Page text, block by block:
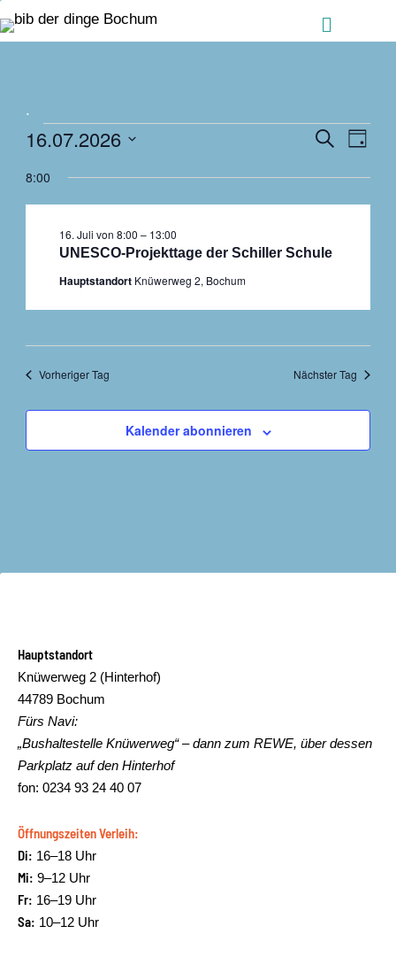
Menü
.
Veranstaltungen
für
16.
Juli
2026
Ansichten,
Suche
Tag
16.07.2026
8:00
UNESCO-Projekttage der Schiller Schule
16. Juli von 8:00 – 13:00
Hauptstandort Knüwerweg 2, Bochum
Vorheriger Tag Nächster Tag
Kalender abonnieren
Hauptstandort
Knüwerweg 2 (Hinterhof)
44789 Bochum
Fürs Navi:
„Bushaltestelle Knüwerweg“ – dann zum REWE, über dessen
Parkplatz auf den Hinterhof
fon: 0234 93 24 40 07
Öffnungszeiten Verleih:
Di: 16–18 Uhr
Mi: 9–12 Uhr
Fr: 16–19 Uhr
Sa: 10–12 Uhr